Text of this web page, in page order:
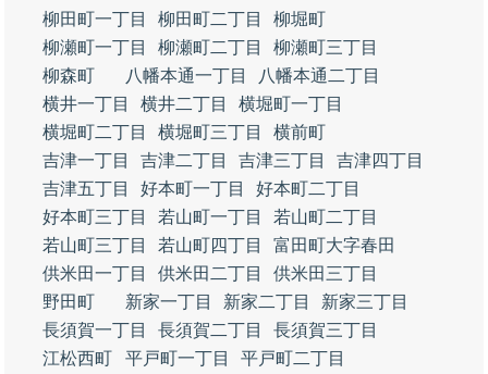
柳田町一丁目
柳田町二丁目
柳堀町
柳瀬町一丁目
柳瀬町二丁目
柳瀬町三丁目
柳森町
八幡本通一丁目
八幡本通二丁目
横井一丁目
横井二丁目
横堀町一丁目
横堀町二丁目
横堀町三丁目
横前町
吉津一丁目
吉津二丁目 吉津三丁目
吉津四丁目
吉津五丁目
好本町一丁目
好本町二丁目
好本町三丁目
若山町一丁目
若山町二丁目
若山町三丁目
若山町四丁目
富田町大字春田
供米田一丁目
供米田二丁目
供米田三丁目
野田町
新家一丁目 新家二丁目
新家三丁目
長須賀一丁目
長須賀二丁目
長須賀三丁目
江松西町
平戸町一丁目
平戸町二丁目